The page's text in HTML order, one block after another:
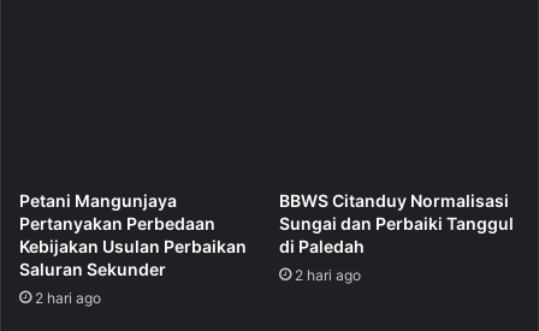
Petani Mangunjaya
Pertanyakan Perbedaan
Kebijakan Usulan Perbaikan
Saluran Sekunder
2 hari ago
BBWS Citanduy Normalisasi
Sungai dan Perbaiki Tanggul
di Paledah
2 hari ago